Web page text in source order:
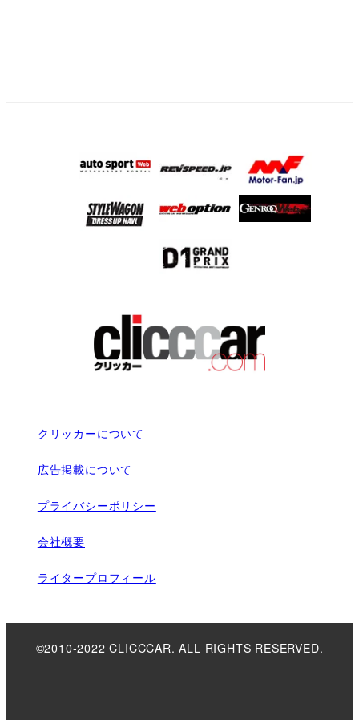
クリッカーについて
広告掲載について
プライバシーポリシー
会社概要
ライタープロフィール
©2010-2022 CLICCCAR. ALL RIGHTS RESERVED.